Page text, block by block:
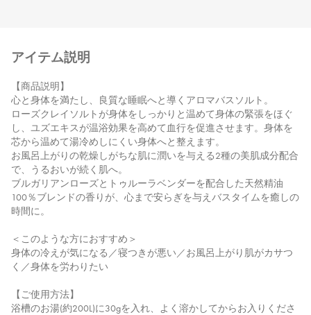
アイテム説明
【商品説明】
心と身体を満たし、良質な睡眠へと導くアロマバスソルト。
ローズクレイソルトが身体をしっかりと温めて身体の緊張をほぐ
し、ユズエキスが温浴効果を高めて血行を促進させます。身体を
芯から温めて湯冷めしにくい身体へと整えます。
お風呂上がりの乾燥しがちな肌に潤いを与える2種の美肌成分配合
で、うるおいが続く肌へ。
ブルガリアンローズとトゥルーラベンダーを配合した天然精油
100％ブレンドの香りが、心まで安らぎを与えバスタイムを癒しの
時間に。
＜このような方におすすめ＞
身体の冷えが気になる／寝つきが悪い／お風呂上がり肌がカサつ
く／身体を労わりたい
【ご使用方法】
浴槽のお湯(約200L)に30gを入れ、よく溶かしてからお入りくださ